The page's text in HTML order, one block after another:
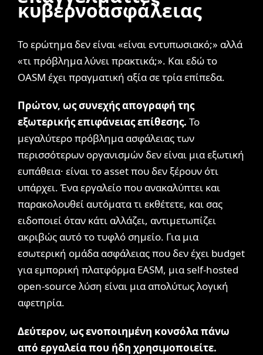
κυβερνοασφάλειας
Το ερώτημα δεν είναι «είναι εντυπωσιακό;» αλλά
«τι πρόβλημα λύνει πρακτικά;». Και εδώ το
OASM έχει πραγματική αξία σε τρία επίπεδα.
Πρώτον, ως συνεχής απογραφή της
εξωτερικής επιφάνειας επίθεσης. Το
μεγαλύτερο πρόβλημα ασφάλειας των
περισσότερων οργανισμών δεν είναι μια εξωτική
ευπάθεια· είναι το asset που δεν ξέρουν ότι
υπάρχει. Ένα εργαλείο που ανακαλύπτει και
παρακολουθεί αυτόματα τι εκθέτετε, και σας
ειδοποιεί όταν κάτι αλλάζει, αντιμετωπίζει
ακριβώς αυτό το τυφλό σημείο. Για μια
εσωτερική ομάδα ασφάλειας που δεν έχει budget
για εμπορική πλατφόρμα EASM, μια self-hosted
open-source λύση είναι μια απολύτως λογική
αφετηρία.
Δεύτερον, ως ενοποιημένη κονσόλα πάνω
από εργαλεία που ήδη χρησιμοποιείτε.